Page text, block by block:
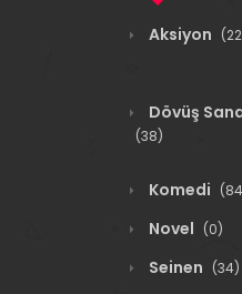
Aksiyon
Dövüş
(38)
Komedi
Novel (0)
Seinen (34)